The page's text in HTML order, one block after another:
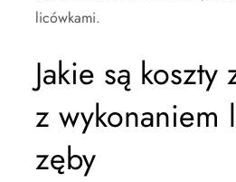
licówkami.
Jakie są koszty
z wykonaniem
zęby